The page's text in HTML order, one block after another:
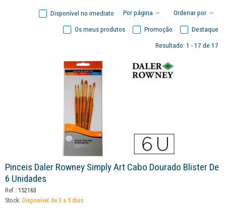
Disponível no imediato
Destaque
Promoção
Os meus produtos
Resultado: 1 - 17 de 17
Pinceis Daler Rowney Simply Art Cabo Dourado Blister De
6 Unidades
Ref.: 152163
Stock: Disponível de 3 a 5 dias